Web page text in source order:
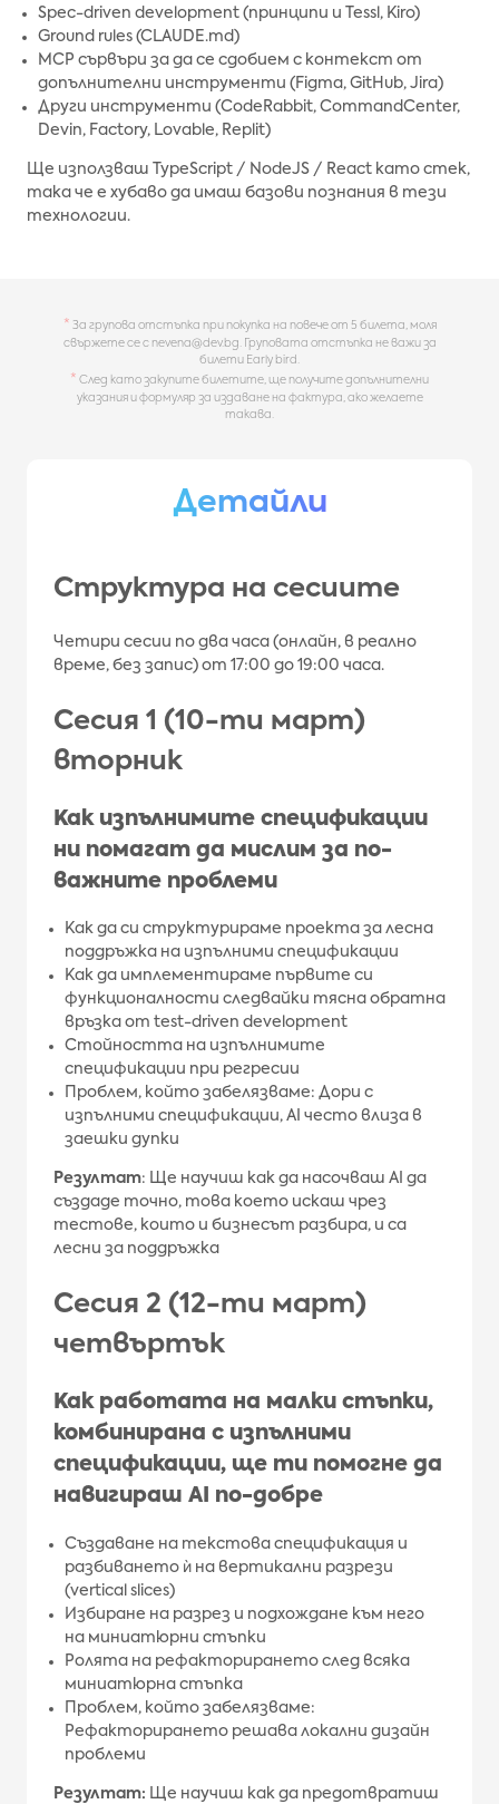
Spec-driven development (принципи и Tessl, Kiro)
Ground rules (CLAUDE.md)
MCP сървъри за да се сдобием с контекст от
допълнителни инструменти (Figma, GitHub, Jira)
Други инструменти (CodeRabbit, CommandCenter,
Devin, Factory, Lovable, Replit)
Ще използваш TypeScript / NodeJS / React като стек,
така че е хубаво да имаш базови познания в тези
технологии.
* За групова отстъпка при покупка на повече от 5 билета, моля
свържете се с nevena@dev.bg . Груповата отстъпка не важи за
билети Early bird.
* След като закупите билетите, ще получите допълнителни
указания и формуляр за издаване на фактура, ако желаете
такава.
Детайли
Структура на сесиите
Четири сесии по два часа (онлайн, в реално
време, без запис) от 17:00 до 19:00 часа.
Сесия 1 (10-ти март)
вторник
Как изпълнимите спецификации
ни помагат да мислим за по-
важните проблеми
Как да си структурираме проекта за лесна
поддръжка на изпълними спецификации
Как да имплементираме първите си
функционалности следвайки тясна обратна
връзка от test-driven development
Стойността на изпълнимите
спецификации при регресии
Проблем, който забелязваме: Дори с
изпълними спецификации, AI често влиза в
заешки дупки
Резултат: Ще научиш как да насочваш AI да
създаде точно, това което искаш чрез
тестове, които и бизнесът разбира, и са
лесни за поддръжка
Сесия 2 (12-ти март)
четвъртък
Как работата на малки стъпки,
комбинирана с изпълними
спецификации, ще ти помогне да
навигираш AI по-добре
Създаване на текстова спецификация и
разбиването ѝ на вертикални разрези
(vertical slices)
Избиране на разрез и подхождане към него
на миниатюрни стъпки
Ролята на рефакторирането след всяка
миниатюрна стъпка
Проблем, който забелязваме:
Рефакторирането решава локални дизайн
проблеми
Резултат: Ще научиш как да предотвратиш